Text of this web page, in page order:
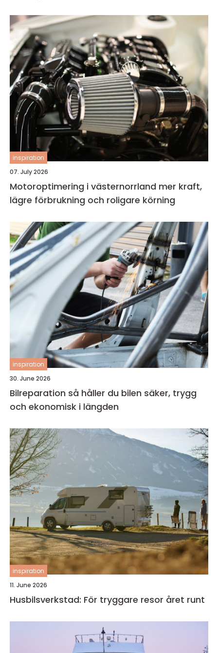
inspiration
07. July 2026
Motoroptimering i västernorrland mer kraft,
lägre förbrukning och roligare körning
inspiration
30. June 2026
Bilreparation så håller du bilen säker, trygg
och ekonomisk i längden
inspiration
11. June 2026
Husbilsverkstad: För tryggare resor året runt